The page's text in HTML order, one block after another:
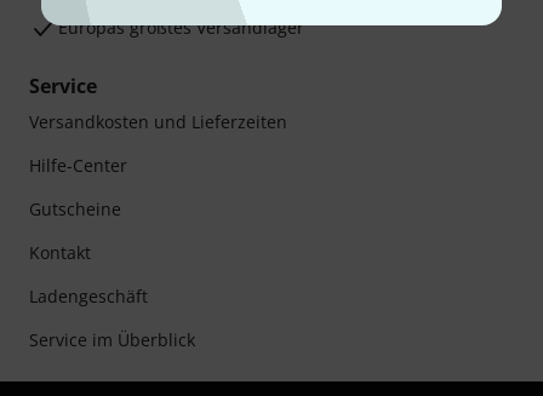
Europas größtes Versandlager
Service
Versandkosten und Lieferzeiten
Hilfe-Center
Gutscheine
Kontakt
Ladengeschäft
Service im Überblick